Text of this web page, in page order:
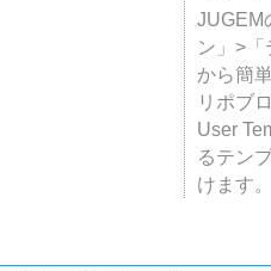
JUGEM
ン」>
から簡
リポブ
User
るテン
けます